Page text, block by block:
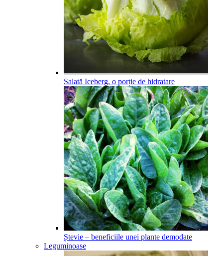
Salată Iceberg, o porție de hidratare
Ștevie – beneficiile unei plante demodate
Leguminoase